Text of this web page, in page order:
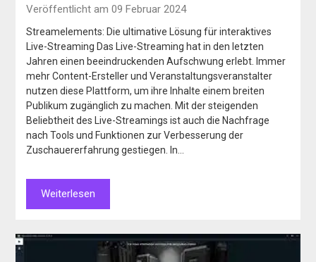
Veröffentlicht am 09 Februar 2024
Streamelements: Die ultimative Lösung für interaktives
Live-Streaming Das Live-Streaming hat in den letzten
Jahren einen beeindruckenden Aufschwung erlebt. Immer
mehr Content-Ersteller und Veranstaltungsveranstalter
nutzen diese Plattform, um ihre Inhalte einem breiten
Publikum zugänglich zu machen. Mit der steigenden
Beliebtheit des Live-Streamings ist auch die Nachfrage
nach Tools und Funktionen zur Verbesserung der
Zuschauererfahrung gestiegen. In…
Weiterlesen